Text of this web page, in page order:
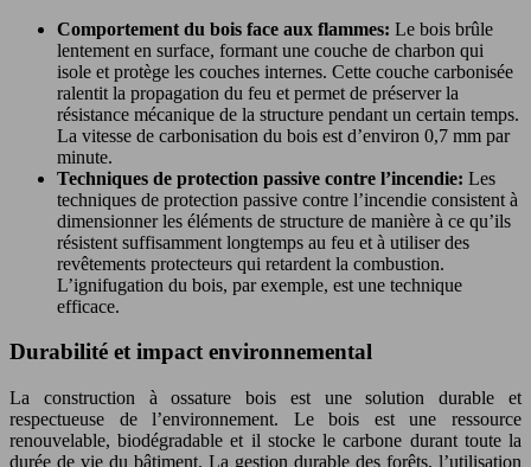
Comportement du bois face aux flammes: Le bois brûle
lentement en surface, formant une couche de charbon qui
isole et protège les couches internes. Cette couche carbonisée
ralentit la propagation du feu et permet de préserver la
résistance mécanique de la structure pendant un certain temps.
La vitesse de carbonisation du bois est d’environ 0,7 mm par
minute.
Techniques de protection passive contre l’incendie: Les
techniques de protection passive contre l’incendie consistent à
dimensionner les éléments de structure de manière à ce qu’ils
résistent suffisamment longtemps au feu et à utiliser des
revêtements protecteurs qui retardent la combustion.
L’ignifugation du bois, par exemple, est une technique
efficace.
Durabilité et impact environnemental
La construction à ossature bois est une solution durable et
respectueuse de l’environnement. Le bois est une ressource
renouvelable, biodégradable et il stocke le carbone durant toute la
durée de vie du bâtiment. La gestion durable des forêts, l’utilisation